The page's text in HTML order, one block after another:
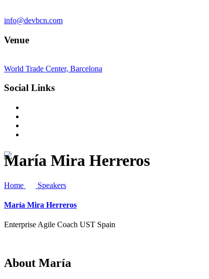
info@devbcn.com
Venue
World Trade Center, Barcelona
Social Links
María Mira Herreros
Home Speakers
María Mira Herreros
Enterprise Agile Coach UST Spain
About María